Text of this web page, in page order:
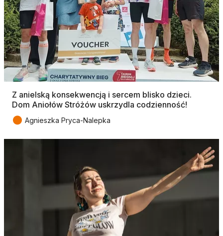
Z anielską konsekwencją i sercem blisko dzieci.
Dom Aniołów Stróżów uskrzydla codzienność!
● Agnieszka Pryca-Nalepka